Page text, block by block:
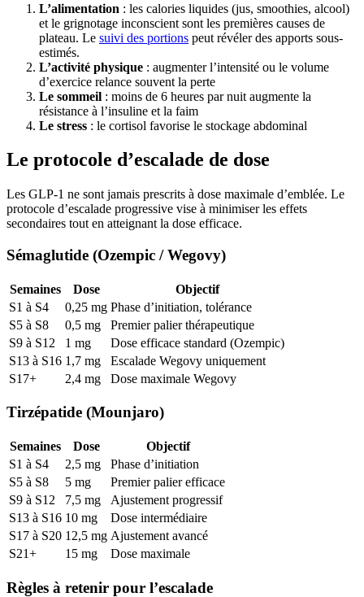
L’alimentation : les calories liquides (jus, smoothies, alcool)
et le grignotage inconscient sont les premières causes de
plateau. Le suivi des portions peut révéler des apports sous-
estimés.
L’activité physique : augmenter l’intensité ou le volume
d’exercice relance souvent la perte
Le sommeil : moins de 6 heures par nuit augmente la
résistance à l’insuline et la faim
Le stress : le cortisol favorise le stockage abdominal
Le protocole d’escalade de dose
Les GLP-1 ne sont jamais prescrits à dose maximale d’emblée. Le
protocole d’escalade progressive vise à minimiser les effets
secondaires tout en atteignant la dose efficace.
Sémaglutide (Ozempic / Wegovy)
Semaines Dose
Objectif
S1 à S4
0,25 mg Phase d’initiation, tolérance
S5 à S8
0,5 mg
Premier palier thérapeutique
S9 à S12
1 mg
Dose efficace standard (Ozempic)
S13 à S16 1,7 mg
Escalade Wegovy uniquement
S17+
2,4 mg Dose maximale Wegovy
Tirzépatide (Mounjaro)
Semaines Dose
Objectif
S1 à S4
2,5 mg
Phase d’initiation
S5 à S8
5 mg
Premier palier efficace
S9 à S12
7,5 mg
Ajustement progressif
S13 à S16 10 mg
Dose intermédiaire
S17 à S20 12,5 mg Ajustement avancé
S21+
15 mg Dose maximale
Règles à retenir pour l’escalade